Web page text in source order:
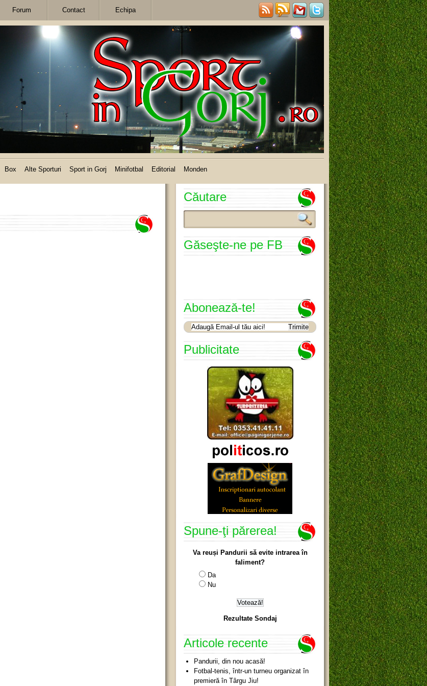
Forum Contact Echipa
Box Alte Sporturi Sport in Gorj Minifotbal Editorial Monden
Căutare
Găseşte-ne pe FB
Abonează-te!
Publicitate
Spune-ţi părerea!
Va reuși Pandurii să evite intrarea în
faliment?
Da
Nu
Rezultate Sondaj
Articole recente
Pandurii, din nou acasă!
Fotbal-tenis, într-un turneu organizat în
premieră în Târgu Jiu!